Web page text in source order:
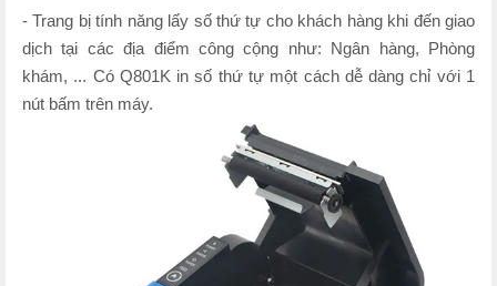
- Trang bị tính năng lấy số thứ tự cho khách hàng khi đến giao
dịch tại các địa điểm công cộng như: Ngân hàng, Phòng
khám, ... Có Q801K in số thứ tự một cách dễ dàng chỉ với 1
nút bấm trên máy.